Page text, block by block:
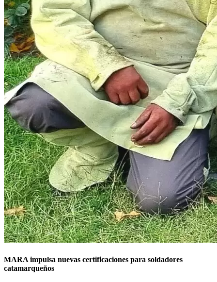
MARA impulsa nuevas certificaciones para soldadores
catamarqueños